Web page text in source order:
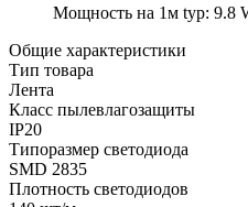
Мощность на 1м typ: 9.8
Общие характеристики
Тип товара
Лента
Класс пылевлагозащиты
IP20
Типоразмер светодиода
SMD 2835
Плотность светодиодов